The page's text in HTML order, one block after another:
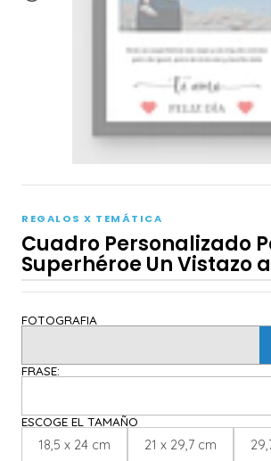
REGALOS X TEMÁTICA
Cuadro Personalizado
Superhéroe Un Vistazo
FOTOGRAFIA
FRASE:
ESCOGE EL TAMAÑO
18,5 x 24 cm 21 x 29,7 cm